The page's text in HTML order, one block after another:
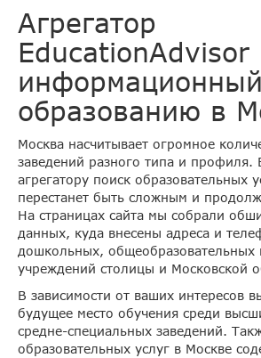
Агрегатор
EducationAdvisor
образованию в
Москва насчитывает огромное
заведений разного типа и профиля.
агрегатору поиск образовательных
перестанет быть сложным и
На страницах сайта мы собрали
данных, куда внесены адреса и
дошкольных,
учреждений столицы и Московской
В зависимости от ваших интересов
будущее место обучения среди
средне-специальных заведений.
образовательных услуг в Москве